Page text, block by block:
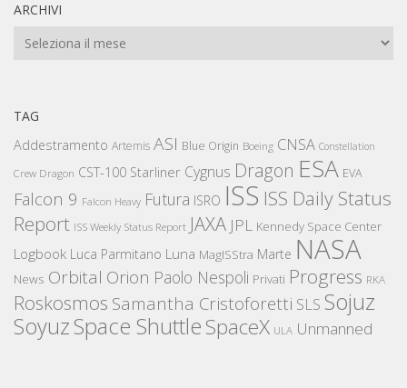
ARCHIVI
Archivi
TAG
Addestramento Artemis ASI Blue Origin Boeing CNSA Constellation
Crew Dragon CST-100 Starliner Cygnus Dragon ESA EVA
Falcon 9 Falcon Heavy Futura ISRO ISS ISS Daily Status
Report ISS Weekly Status Report JAXA JPL Kennedy Space Center
Logbook Luca Parmitano Luna MagISStra Marte NASA
News Orbital Orion Paolo Nespoli Privati Progress RKA
Roskosmos Samantha Cristoforetti SLS Sojuz
SoyuzSpace ShuttleSpaceX ULA Unmanned